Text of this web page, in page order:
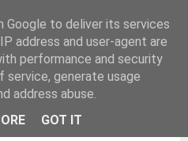
LLEGA AL SALÓN
CON LA
Google to deliver its services
address and user-agent are
performance and security
generate usage
address abuse.
GOT IT